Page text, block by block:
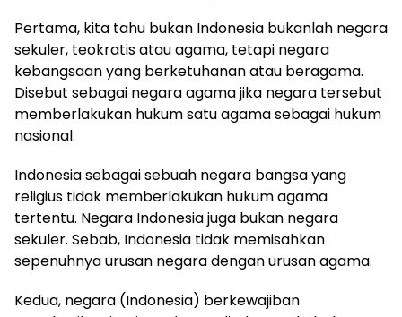
Pertama, kita tahu bukan Indonesia bukanlah negara
sekuler, teokratis atau agama, tetapi negara
kebangsaan yang berketuhanan atau beragama.
Disebut sebagai negara agama jika negara tersebut
memberlakukan hukum satu agama sebagai hukum
nasional.
Indonesia sebagai sebuah negara bangsa yang
religius tidak memberlakukan hukum agama
tertentu. Negara Indonesia juga bukan negara
sekuler. Sebab, Indonesia tidak memisahkan
sepenuhnya urusan negara dengan urusan agama.
Kedua, negara (Indonesia) berkewajiban